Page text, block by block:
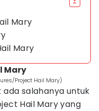
Mary
Mary
Mary
Project Hail Mary)
salahanya untuk
Hail Mary yang